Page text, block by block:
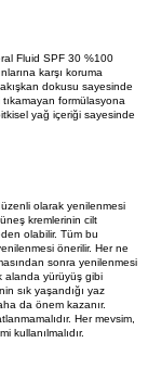
Fluid SPF 30 %100
karşı koruma
dokusu sayesinde
formülasyona
yağ içeriği sayesinde
olarak yenilenmesi
kremlerinin cilt
olabilir. Tüm bu
önerilir. Her ne
sonra yenilenmesi
alanda yürüyüş gibi
sık yaşandığı yaz
da önem kazanır.
Her mevsim,
kullanılmalıdır.